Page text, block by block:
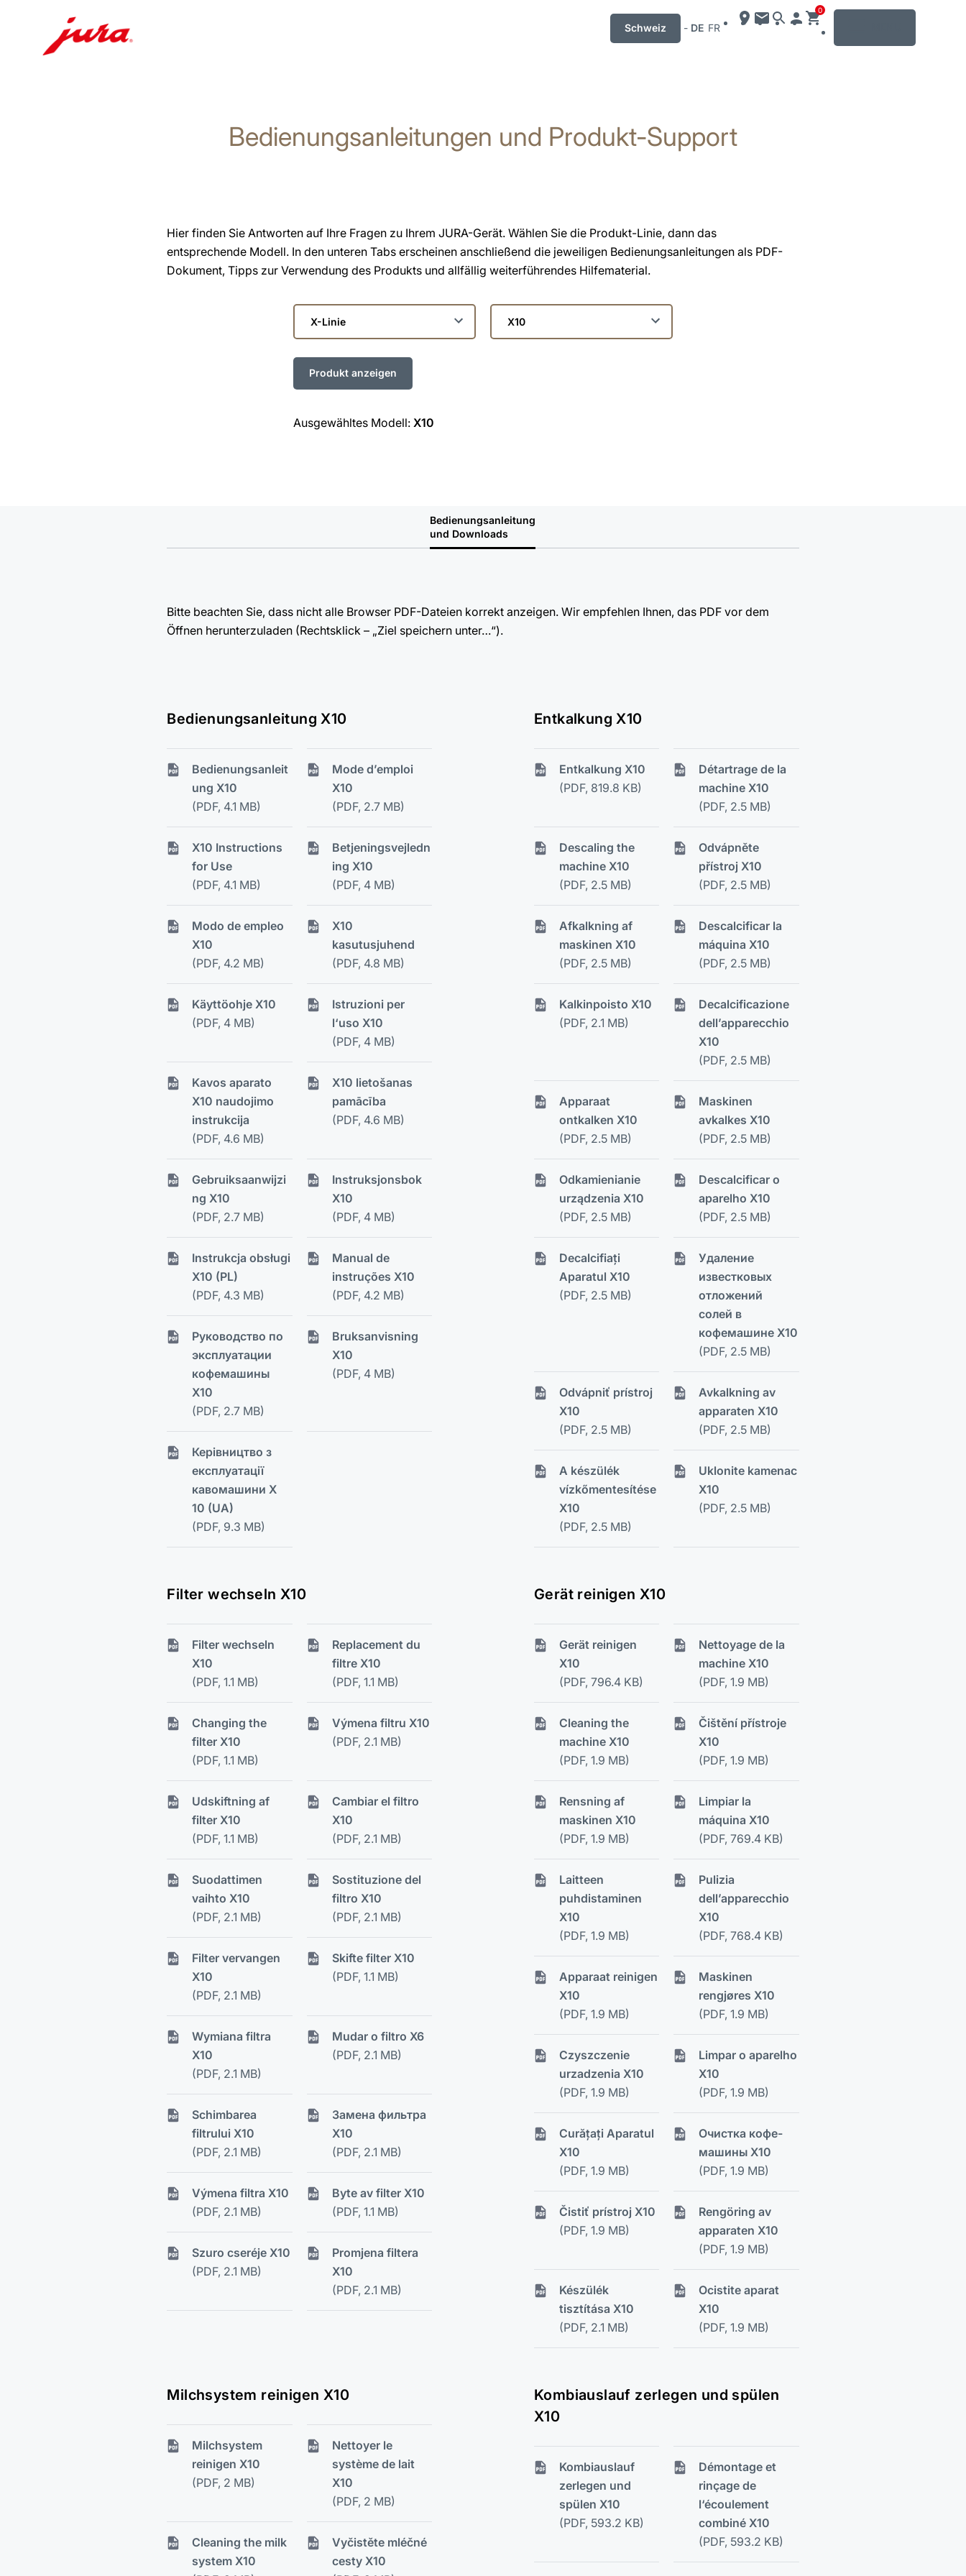
Schweiz - DE FR
0
Bedienungsanleitungen und Produkt-Support
Hier finden Sie Antworten auf Ihre Fragen zu Ihrem JURA-Gerät. Wählen Sie die Produkt-Linie, dann das
entsprechende Modell. In den unteren Tabs erscheinen anschließend die jeweiligen Bedienungsanleitungen als PDF-
Dokument, Tipps zur Verwendung des Produkts und allfällig weiterführendes Hilfematerial.
Linie
Ausgewähltes Modell:X10
Bedienungsanleitung
und Downloads
Bitte beachten Sie, dass nicht alle Browser PDF-Dateien korrekt anzeigen. Wir empfehlen Ihnen, das PDF vor dem
Öffnen herunterzuladen (Rechtsklick – „Ziel speichern unter…“).
Bedienungsanleitung X10
Bedienungsanleit
ung X10
(PDF, 4.1 MB)
Mode d’emploi
X10
(PDF, 2.7 MB)
X10 Instructions
for Use
(PDF, 4.1 MB)
Betjeningsvejledn
ing X10
(PDF, 4 MB)
Modo de empleo
X10
(PDF, 4.2 MB)
X10
kasutusjuhend
(PDF, 4.8 MB)
Käyttöohje X10
(PDF, 4 MB)
Istruzioni per
l‘uso X10
(PDF, 4 MB)
Kavos aparato
X10 naudojimo
instrukcija
(PDF, 4.6 MB)
X10 lietošanas
pamācība
(PDF, 4.6 MB)
Gebruiksaanwijzi
ng X10
(PDF, 2.7 MB)
Instruksjonsbok
X10
(PDF, 4 MB)
Instrukcja obsługi
X10 (PL)
(PDF, 4.3 MB)
Manual de
instruções X10
(PDF, 4.2 MB)
Руководство по
эксплуатации
кофемашины
X10
(PDF, 2.7 MB)
Bruksanvisning
X10
(PDF, 4 MB)
Керівництво з
експлуатації
кавомашини X
10 (UA)
(PDF, 9.3 MB)
Entkalkung X10
Entkalkung X10
(PDF, 819.8 KB)
Détartrage de la
machine X10
(PDF, 2.5 MB)
Descaling the
machine X10
(PDF, 2.5 MB)
Odvápněte
přístroj X10
(PDF, 2.5 MB)
Afkalkning af
maskinen X10
(PDF, 2.5 MB)
Descalcificar la
máquina X10
(PDF, 2.5 MB)
Kalkinpoisto X10
(PDF, 2.1 MB)
Decalcificazione
dell’apparecchio
X10
(PDF, 2.5 MB)
Apparaat
ontkalken X10
(PDF, 2.5 MB)
Maskinen
avkalkes X10
(PDF, 2.5 MB)
Odkamienianie
urządzenia X10
(PDF, 2.5 MB)
Descalcificar o
aparelho X10
(PDF, 2.5 MB)
Decalcifiați
Aparatul X10
(PDF, 2.5 MB)
Удаление
известковых
отложений
солей в
кофемашине X10
(PDF, 2.5 MB)
Odvápniť prístroj
X10
(PDF, 2.5 MB)
Avkalkning av
apparaten X10
(PDF, 2.5 MB)
A készülék
vízkőmentesítése
X10
(PDF, 2.5 MB)
Uklonite kamenac
X10
(PDF, 2.5 MB)
Filter wechseln X10
Filter wechseln
X10
(PDF, 1.1 MB)
Replacement du
filtre X10
(PDF, 1.1 MB)
Changing the
filter X10
(PDF, 1.1 MB)
Výmena filtru X10
(PDF, 2.1 MB)
Udskiftning af
filter X10
(PDF, 1.1 MB)
Cambiar el filtro
X10
(PDF, 2.1 MB)
Suodattimen
vaihto X10
(PDF, 2.1 MB)
Sostituzione del
filtro X10
(PDF, 2.1 MB)
Filter vervangen
X10
(PDF, 2.1 MB)
Skifte filter X10
(PDF, 1.1 MB)
Wymiana filtra
X10
(PDF, 2.1 MB)
Mudar o filtro X6
(PDF, 2.1 MB)
Schimbarea
filtrului X10
(PDF, 2.1 MB)
Замена фильтра
X10
(PDF, 2.1 MB)
Výmena filtra X10
(PDF, 2.1 MB)
Byte av filter X10
(PDF, 1.1 MB)
Szuro cseréje X10
(PDF, 2.1 MB)
Promjena filtera
X10
(PDF, 2.1 MB)
Gerät reinigen X10
Gerät reinigen
X10
(PDF, 796.4 KB)
Nettoyage de la
machine X10
(PDF, 1.9 MB)
Cleaning the
machine X10
(PDF, 1.9 MB)
Čištění přístroje
X10
(PDF, 1.9 MB)
Rensning af
maskinen X10
(PDF, 1.9 MB)
Limpiar la
máquina X10
(PDF, 769.4 KB)
Laitteen
puhdistaminen
X10
(PDF, 1.9 MB)
Pulizia
dell’apparecchio
X10
(PDF, 768.4 KB)
Apparaat reinigen
X10
(PDF, 1.9 MB)
Maskinen
rengjøres X10
(PDF, 1.9 MB)
Czyszczenie
urzadzenia X10
(PDF, 1.9 MB)
Limpar o aparelho
X10
(PDF, 1.9 MB)
Curățați Aparatul
X10
(PDF, 1.9 MB)
Очистка кофе-
машины X10
(PDF, 1.9 MB)
Čistiť prístroj X10
(PDF, 1.9 MB)
Rengöring av
apparaten X10
(PDF, 1.9 MB)
Készülék
tisztítása X10
(PDF, 2.1 MB)
Ocistite aparat
X10
(PDF, 1.9 MB)
Milchsystem reinigen X10
Milchsystem
reinigen X10
(PDF, 2 MB)
Nettoyer le
système de lait
X10
(PDF, 2 MB)
Cleaning the milk
system X10
Vyčistěte mléčné
cesty X10
Kombiauslauf zerlegen und spülen
X10
Kombiauslauf
zerlegen und
spülen X10
(PDF, 593.2 KB)
Démontage et
rinçage de
l‘écoulement
combiné X10
(PDF, 593.2 KB)